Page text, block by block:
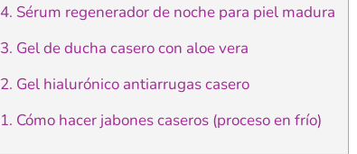
4. Sérum regenerador de noche para piel madura
3. Gel de ducha casero con aloe vera
2. Gel hialurónico antiarrugas casero
1. Cómo hacer jabones caseros (proceso en frío)